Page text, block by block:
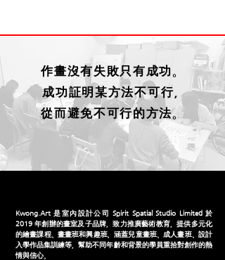
作畫沒有失敗只有成功。
成功証明某方法不可行,
從而避免不可行的方法。
Kwong.Art 是室內設計公司 Spirit Spatial Studio Limited 於
2019 年創辦的畫室及子品牌，致力推廣藝術教育，提供多元化
的繪畫課程、畫畫班和興趣班，涵蓋兒童畫班、成人畫班、設計
入學作品集訓練等，幫助不同年齡和背景的學員重拾對創作的熱
情與信心。